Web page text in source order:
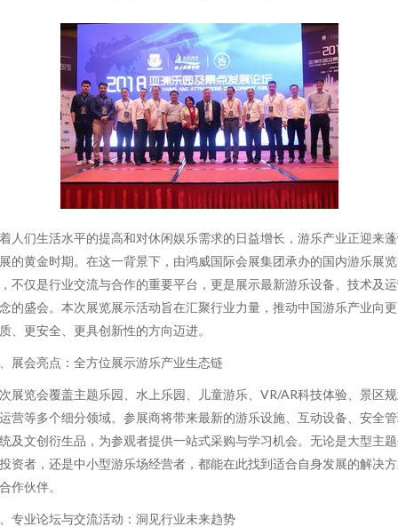
人们生活水平的提高和对休闲娱乐需求的日益增长，游乐产业正迎来
的黄金时期。在这一背景下，由鸿威国际会展集团承办的国内游乐展览
不仅是行业交流与合作的重要平台，更是展示最新游乐设备、技术及
的盛会。本次展览展示活动旨在汇聚行业力量，推动中国游乐产业向
、更安全、更具创新性的方向迈进。
展会亮点：全方位展示游乐产业生态链
展览会覆盖主题乐园、水上乐园、儿童游乐、VR/AR科技体验、景区
营等多个细分领域。参展商将带来最新的游乐设施、互动设备、安全
及文创衍生品，为参观者提供一站式采购与学习机会。无论是大型主
资者，还是中小型游乐场经营者，都能在此找到适合自身发展的解决
作伙伴。
专业论坛与交流活动：洞见行业未来趋势